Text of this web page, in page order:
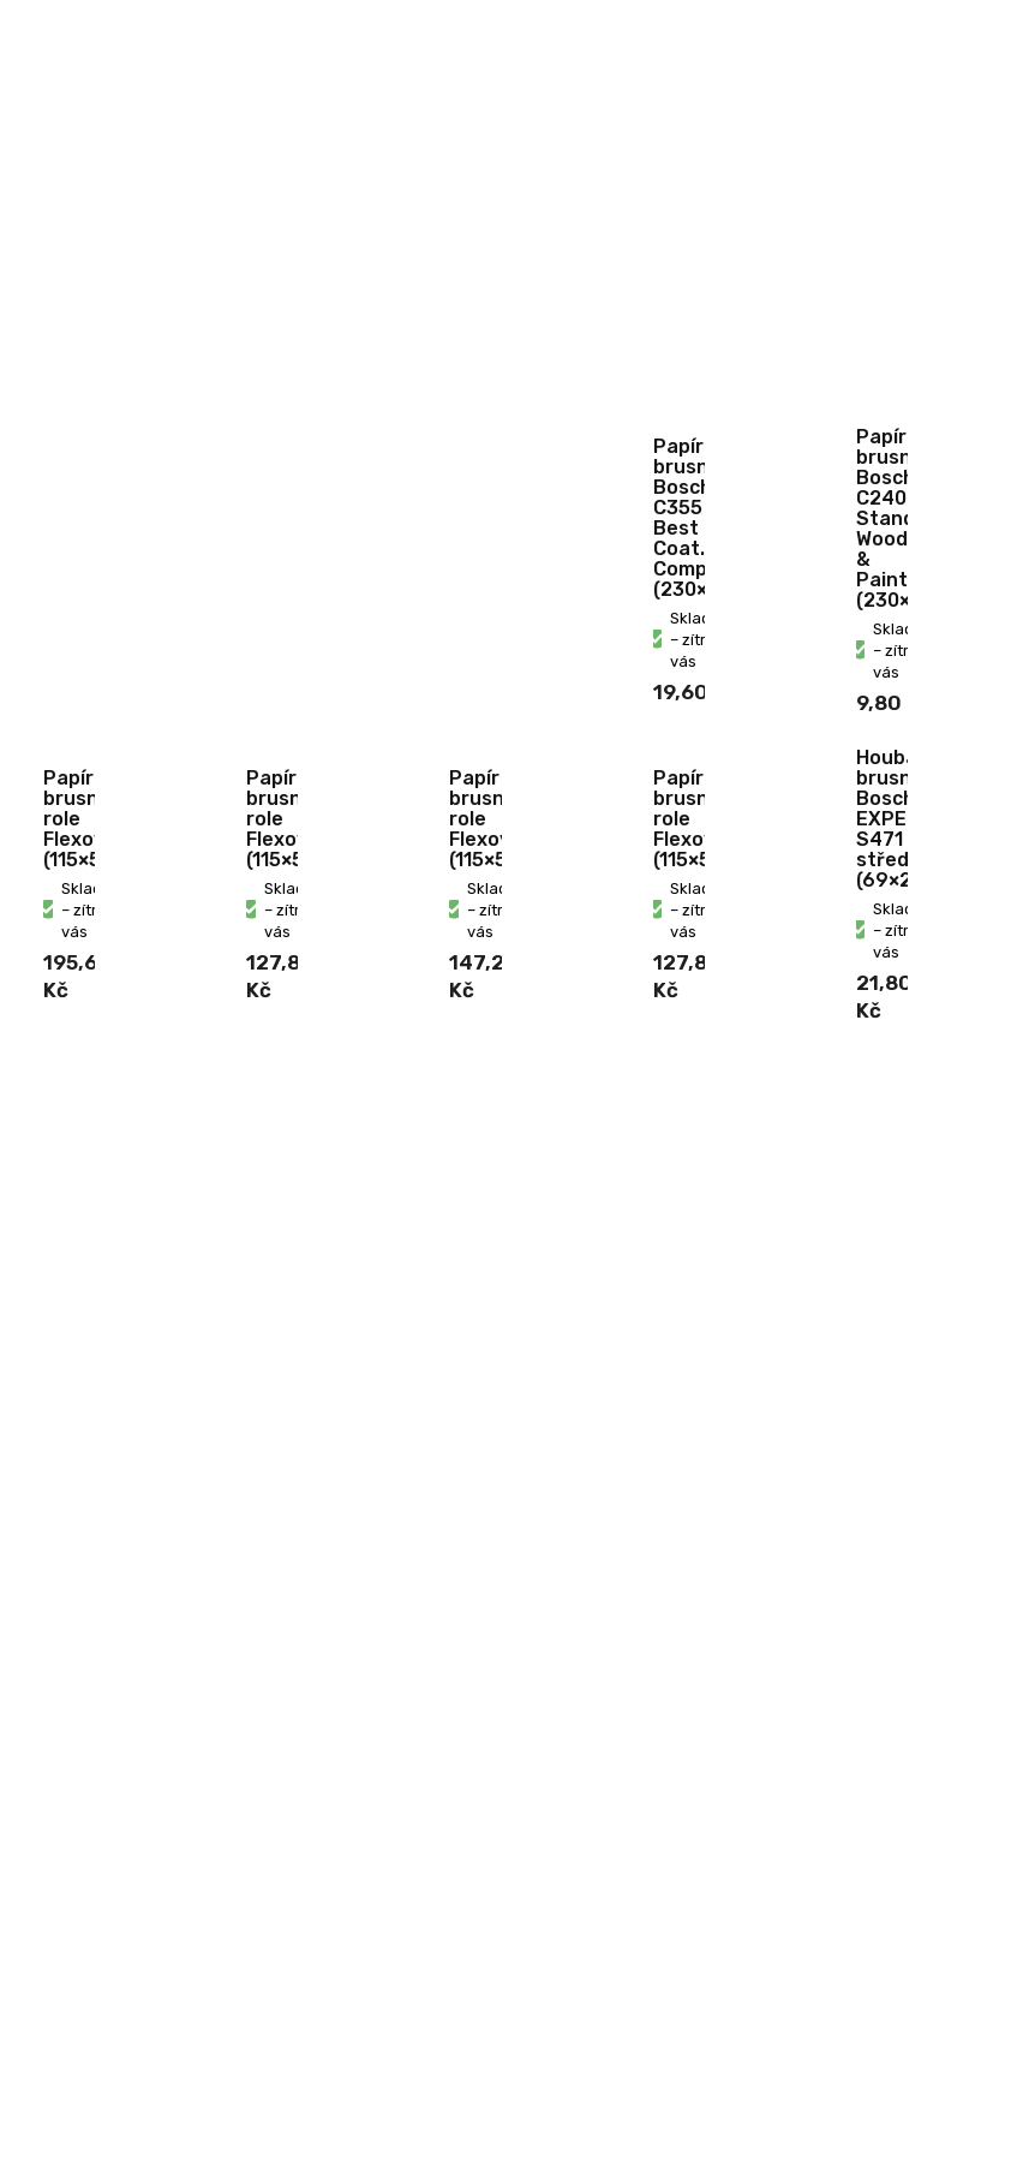
Papír
brusný
Bosch
C355
Best
Coat.&
Comp.
(230×280mm/600)
Skladem
– zítra u
vás
19,60 Kč
Papír
brusný
Bosch
C240
Stand.
Wood
&
Paint
(230×280mm/
Skladem
– zítra u
vás
9,80 Kč
Papír
brusný
role
Flexovit
(115×5000mm/240)
Skladem
– zítra u
vás
195,60
Kč
Papír
brusný
role
Flexovit
(115×5000mm/180)
Skladem
– zítra u
vás
127,80
Kč
Papír
brusný
role
Flexovit
(115×5000mm/80)
Skladem
– zítra u
vás
147,20
Kč
Papír
brusný
role
Flexovit
(115×5000mm/120)
Skladem
– zítra u
vás
127,80
Kč
Houba
brusná
Bosch
EXPERT
S471
střední
(69×26×97mm)
Skladem
– zítra u
vás
21,80
Kč